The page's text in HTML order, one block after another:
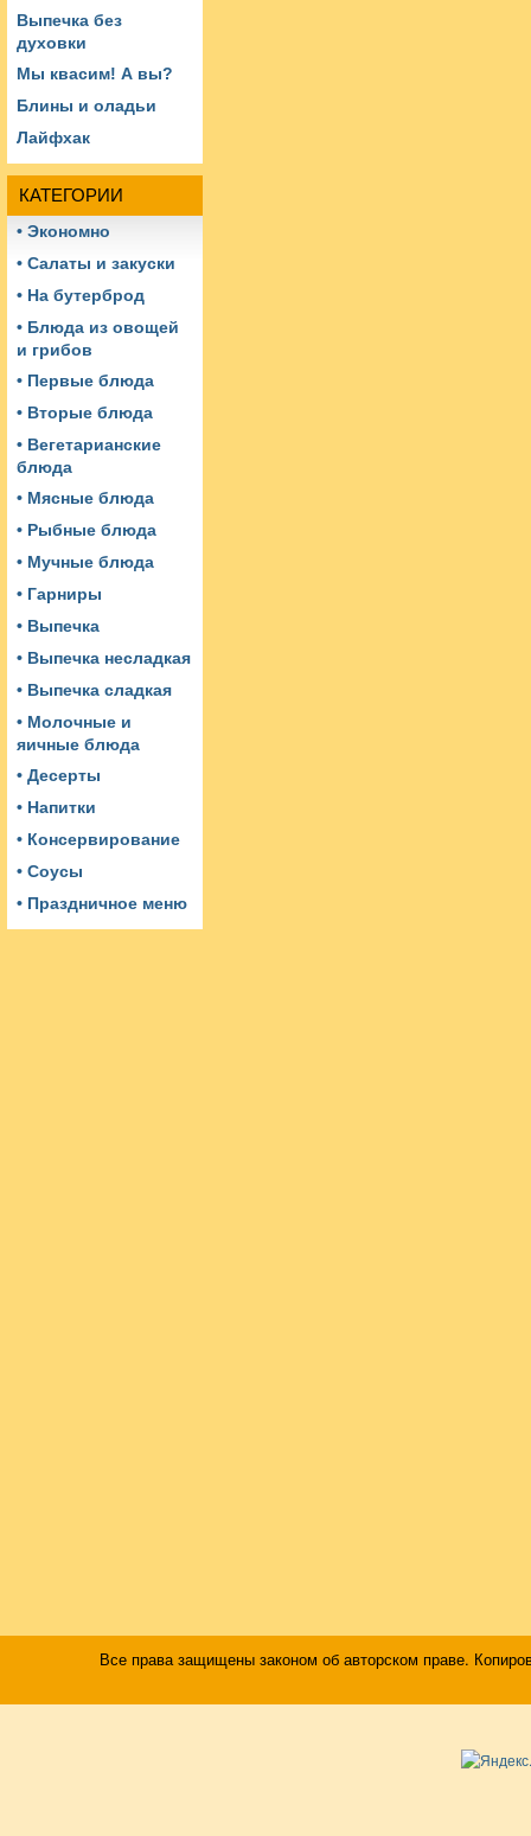
Выпечка без
духовки
Мы квасим! А вы?
Блины и оладьи
Лайфхак
КАТЕГОРИИ
• Экономно
• Салаты и закуски
• На бутерброд
• Блюда из овощей
и грибов
• Первые блюда
• Вторые блюда
• Вегетарианские
блюда
• Мясные блюда
• Рыбные блюда
• Мучные блюда
• Гарниры
• Выпечка
• Выпечка несладкая
• Выпечка сладкая
• Молочные и
яичные блюда
• Десерты
• Напитки
• Консервирование
• Соусы
• Праздничное меню
Все права защищены законом об авторском праве.